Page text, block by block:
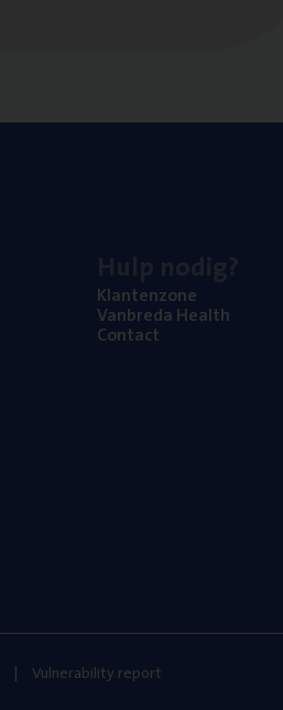
Klan­ten­zo­ne
Van­b­re­da Health
Con­tact
Vulnerability report